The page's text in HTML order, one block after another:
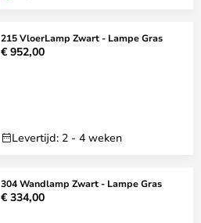
215 VloerLamp Zwart - Lampe Gras
€ 952,00
Levertijd: 2 - 4 weken
304 Wandlamp Zwart - Lampe Gras
€ 334,00